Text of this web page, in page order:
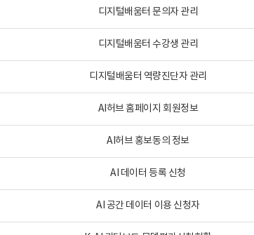
디지털배움터 문의자 관리
디지털배움터 수강생 관리
디지털배움터 역량진단자 관리
AI허브 홈페이지 회원정보
AI허브 홍보동의 정보
AI 데이터 등록 신청
AI 공간 데이터 이용 신청자